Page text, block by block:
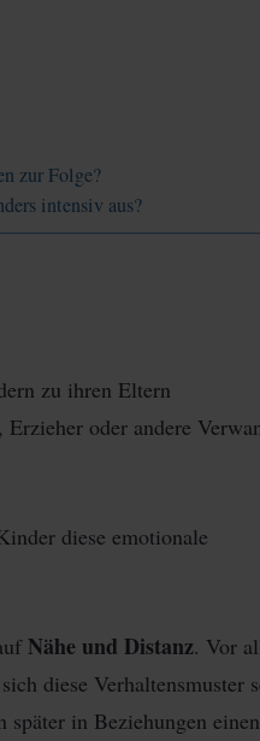
zur Folge?
intensiv aus?
zu ihren Eltern
oder andere
diese emotionale
Nähe und Distanz. Vor
diese Verhaltensmuster
in Beziehungen einen